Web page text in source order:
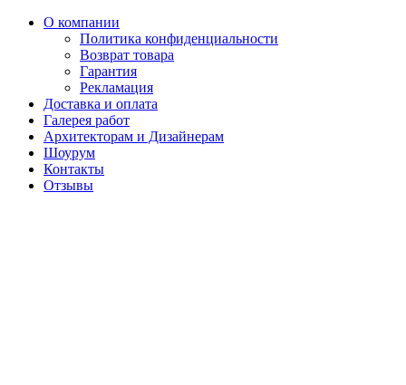
О компании
Политика конфиденциальности
Возврат товара
Гарантия
Рекламация
Доставка и оплата
Галерея работ
Архитекторам и Дизайнерам
Шоурум
Контакты
Отзывы